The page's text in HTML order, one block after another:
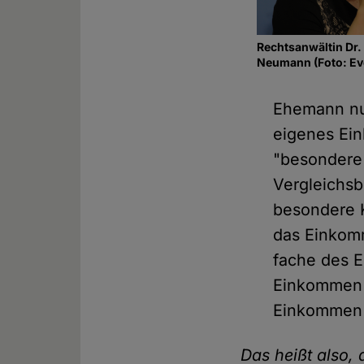
Rechtsanwältin
Neumann (Foto:
Ehemann
eigenes
besondere
das
fache des
Das heißt also,